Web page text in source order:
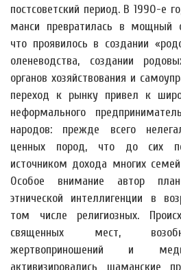
постсоветский период. В 1990-е
манси превратилась в мощный
что проявилось в создании
оленеводства, создании
органов хозяйствования и
переход к рынку привел к
неформального
народов: прежде всего
ценных пород, что до сих
источником дохода многих
Особое внимание автор
этнической интеллигенции в
том числе религиозных.
священных мест,
жертвоприношений и
активизировались шаманские